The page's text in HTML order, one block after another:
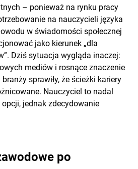
– ponieważ na rynku pracy
na nauczycieli języka
w świadomości społecznej
jako kierunek „dla
Dziś sytuacja wygląda inaczej:
mediów i rosnące znaczenie
sprawiły, że ścieżki kariery
Nauczyciel to nadal
jednak zdecydowanie
po